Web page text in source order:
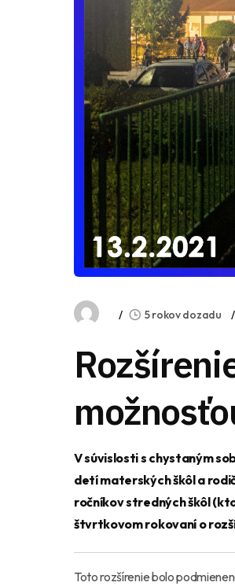
5 rokov dozadu
V súvislosti s chystaným
detí materských škôl a
ročníkov stredných škôl
štvrtkovom rokovaní o
Toto rozšírenie bolo